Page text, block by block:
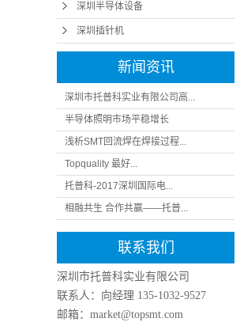
深圳半导体设备
深圳插针机
新闻资讯
深圳市托普科实业有限公司高...
半导体照明市场平稳增长
浅析SMT回流焊在焊接过程...
Topquality 最好...
托普科-2017深圳国际电...
相融共生 合作共赢——托普...
联系我们
深圳市托普科实业有限公司
联系人：向经理 135-1032-9527
邮箱：market@topsmt.com